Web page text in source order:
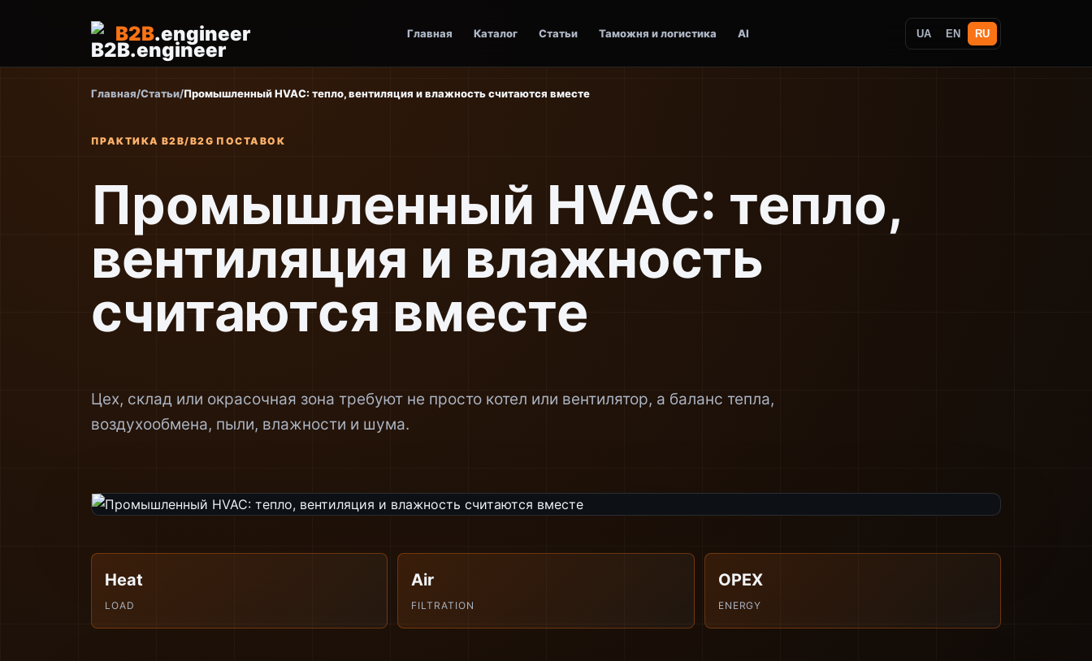
B2B.engineer Главная Каталог Статьи Таможня и логистика AI UA EN RU
Главная/Статьи/Промышленный HVAC: тепло, вентиляция и влажность считаются вместе
ПРАКТИКА B2B/B2G ПОСТАВОК
Промышленный HVAC: тепло,
вентиляция и влажность
считаются вместе
Цех, склад или окрасочная зона требуют не просто котел или вентилятор, а баланс тепла,
воздухообмена, пыли, влажности и шума.
Heat
LOAD
Air
FILTRATION
OPEX
ENERGY